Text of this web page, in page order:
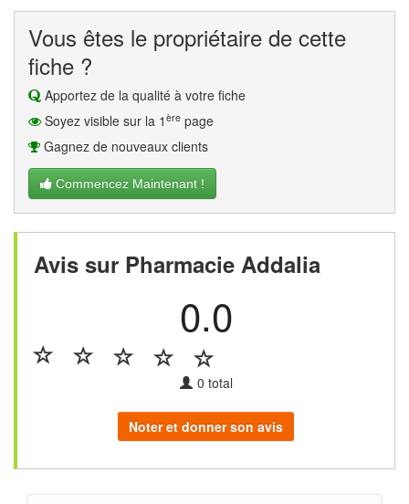
Vous êtes le propriétaire de cette
fiche ?
Apportez de la qualité à votre fiche
Soyez visible sur la 1 ère page
Gagnez de nouveaux clients
Commencez Maintenant !
Avis sur Pharmacie Addalia
0.0
0 total
Noter et donner son avis